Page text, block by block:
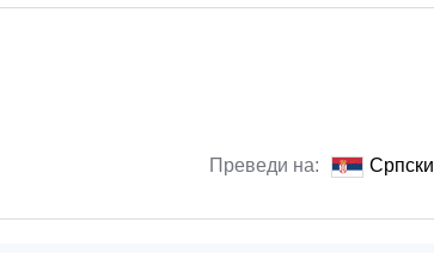
Преведи на: Српски